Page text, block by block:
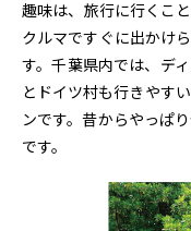
趣味は、旅行に行くこ
クルマですぐに出かけ
す。千葉県内では、デ
とドイツ村も行きやす
ンです。昔からやっぱ
です。